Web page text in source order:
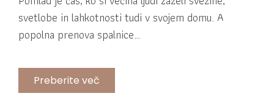
svetlobe in lahkotnosti tudi v svojem domu. A
popolna prenova spalnice…
Preberite več